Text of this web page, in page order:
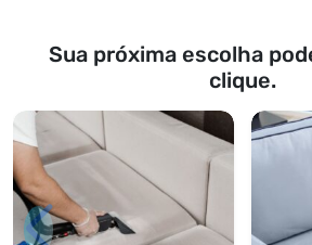
Sua próxima escolha
clique.